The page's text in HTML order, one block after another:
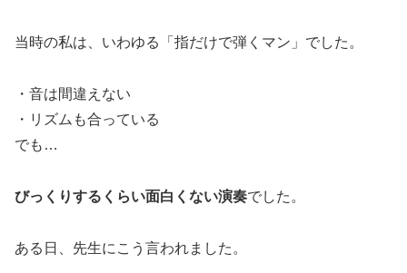
当時の私は、いわゆる「指だけで弾くマン」でした。
・音は間違えない
・リズムも合っている
でも…
びっくりするくらい面白くない演奏でした。
ある日、先生にこう言われました。